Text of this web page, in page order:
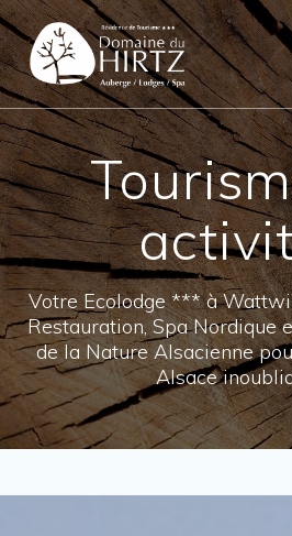
Skip
to
Votre Ecolodge *** à
Restauration, Spa Nordique
de la Nature Alsacienne
Alsace